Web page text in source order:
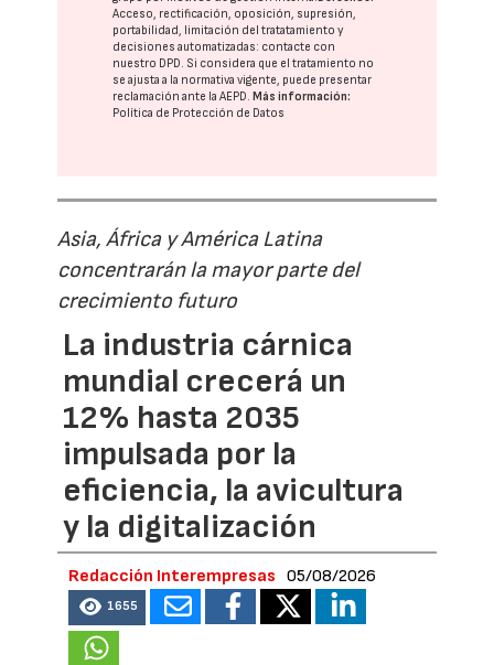
Acceso, rectificación, oposición, supresión,
portabilidad, limitación del tratatamiento y
decisiones automatizadas: contacte con
nuestro DPD. Si considera que el tratamiento no
se ajusta a la normativa vigente, puede presentar
reclamación ante laAEPD. Más información:
Política de Protección de Datos
Asia, África y América Latina
concentrarán la mayor parte del
crecimiento futuro
La industria cárnica
mundial crecerá un
12% hasta 2035
impulsada por la
eficiencia, la avicultura
y la digitalización
Redacción Interempresas 05/08/2026
1655